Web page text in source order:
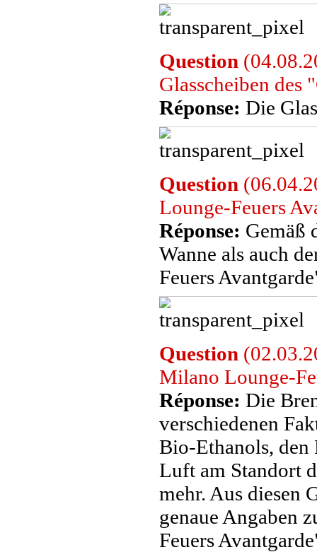
Question
Glasscheiben des
Réponse: Die
Question
Lounge-Feuers
Réponse: Gemäß
Wanne als auch
Feuers
Question
Milano Lounge-
Réponse: Die
verschiedenen
Bio-Ethanols, den
Luft am Standort
mehr. Aus diesen
genaue Angaben
Feuers